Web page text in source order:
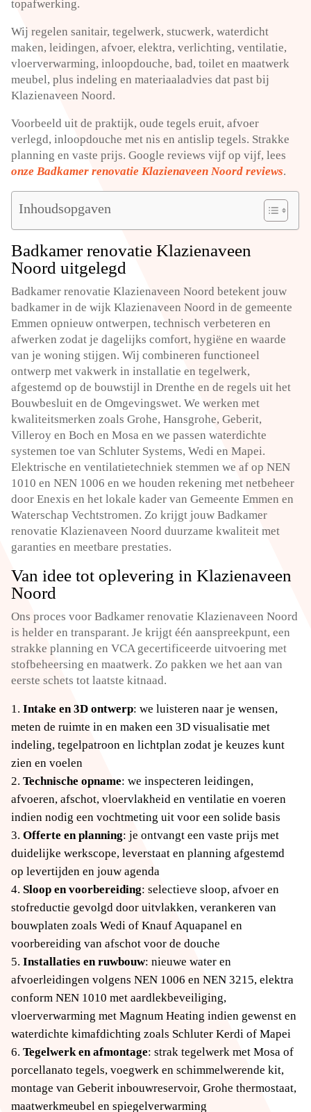
topafwerking.
Wij regelen sanitair, tegelwerk, stucwerk, waterdicht
maken, leidingen, afvoer, elektra, verlichting, ventilatie,
vloerverwarming, inloopdouche, bad, toilet en maatwerk
meubel, plus indeling en materiaaladvies dat past bij
Klazienaveen Noord.
Voorbeeld uit de praktijk, oude tegels eruit, afvoer
verlegd, inloopdouche met nis en antislip tegels. Strakke
planning en vaste prijs. Google reviews vijf op vijf, lees
onze Badkamer renovatie Klazienaveen Noord reviews.
Inhoudsopgaven
Badkamer renovatie Klazienaveen
Noord uitgelegd
Badkamer renovatie Klazienaveen Noord betekent jouw
badkamer in de wijk Klazienaveen Noord in de gemeente
Emmen opnieuw ontwerpen, technisch verbeteren en
afwerken zodat je dagelijks comfort, hygiëne en waarde
van je woning stijgen. Wij combineren functioneel
ontwerp met vakwerk in installatie en tegelwerk,
afgestemd op de bouwstijl in Drenthe en de regels uit het
Bouwbesluit en de Omgevingswet. We werken met
kwaliteitsmerken zoals Grohe, Hansgrohe, Geberit,
Villeroy en Boch en Mosa en we passen waterdichte
systemen toe van Schluter Systems, Wedi en Mapei.
Elektrische en ventilatietechniek stemmen we af op NEN
1010 en NEN 1006 en we houden rekening met netbeheer
door Enexis en het lokale kader van Gemeente Emmen en
Waterschap Vechtstromen. Zo krijgt jouw Badkamer
renovatie Klazienaveen Noord duurzame kwaliteit met
garanties en meetbare prestaties.
Van idee tot oplevering in Klazienaveen
Noord
Ons proces voor Badkamer renovatie Klazienaveen Noord
is helder en transparant. Je krijgt één aanspreekpunt, een
strakke planning en VCA gecertificeerde uitvoering met
stofbeheersing en maatwerk. Zo pakken we het aan van
eerste schets tot laatste kitnaad.
Intake en 3D ontwerp: we luisteren naar je wensen,
meten de ruimte in en maken een 3D visualisatie met
indeling, tegelpatroon en lichtplan zodat je keuzes kunt
zien en voelen
Technische opname: we inspecteren leidingen,
afvoeren, afschot, vloervlakheid en ventilatie en voeren
indien nodig een vochtmeting uit voor een solide basis
Offerte en planning: je ontvangt een vaste prijs met
duidelijke werkscope, leverstaat en planning afgestemd
op levertijden en jouw agenda
Sloop en voorbereiding: selectieve sloop, afvoer en
stofreductie gevolgd door uitvlakken, verankeren van
bouwplaten zoals Wedi of Knauf Aquapanel en
voorbereiding van afschot voor de douche
Installaties en ruwbouw: nieuwe water en
afvoerleidingen volgens NEN 1006 en NEN 3215, elektra
conform NEN 1010 met aardlekbeveiliging,
vloerverwarming met Magnum Heating indien gewenst en
waterdichte kimafdichting zoals Schluter Kerdi of Mapei
Tegelwerk en afmontage: strak tegelwerk met Mosa of
porcellanato tegels, voegwerk en schimmelwerende kit,
montage van Geberit inbouwreservoir, Grohe thermostaat,
maatwerkmeubel en spiegelverwarming